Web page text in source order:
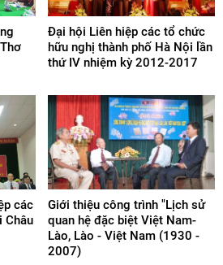
Đại hội Liên hiệp các tổ chức
hữu nghị thành phố Hà Nội lần
thứ IV nhiệm kỳ 2012-2017
các
Châu
Giới thiệu công trình "Lịch sử
quan hệ đặc biệt Việt Nam-
Lào, Lào - Việt Nam (1930 -
2007)